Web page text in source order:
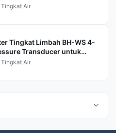
Air
Tingkat Limbah BH-WS 4-
Transducer untuk
Tingkat Cairan yang Tepat
Air